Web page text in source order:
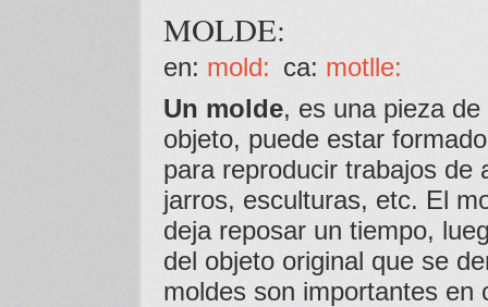
MOLDE:
en: mold: ca: motlle:
Un molde, es una pieza
objeto, puede estar
para reproducir trabajos de
jarros, esculturas, etc. El
deja reposar un tiempo,
del objeto original que se
moldes son importantes en